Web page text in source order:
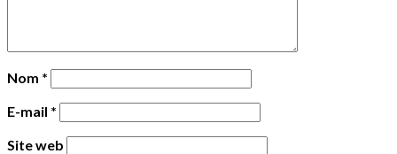
Nom *
E-mail *
Site web